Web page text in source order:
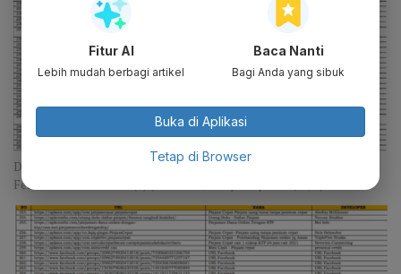
Daftar pinjol ilegal dan pinjaman pribadi yang diblokir pada
Februari - Maret 2024 (3) (Katadata/Desy Setyowati, OJK)
Fitur AI
Lebih mudah berbagi artikel
Baca Nanti
Bagi Anda yang sibuk
Buka di Aplikasi
Tetap di Browser